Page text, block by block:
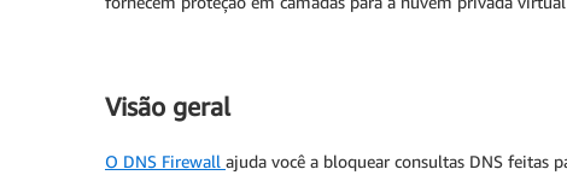
Visão geral
O DNS Firewall ajuda você a bloquear consultas DNS feitas